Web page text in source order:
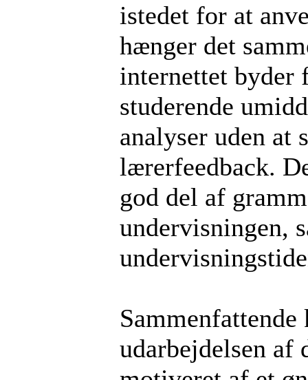
istedet for at
hænger det
internettet byder
studerende
analyser uden at
lærerfeedback.
god del af
undervisningen,
udarbejdelsen af